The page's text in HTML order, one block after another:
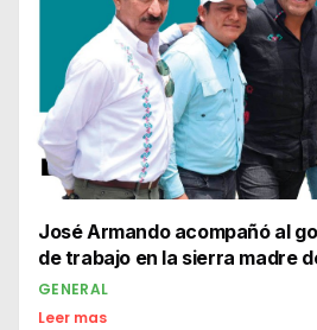
José Armando acompañó al
de trabajo en la sierra madre
GENERAL
Leer mas